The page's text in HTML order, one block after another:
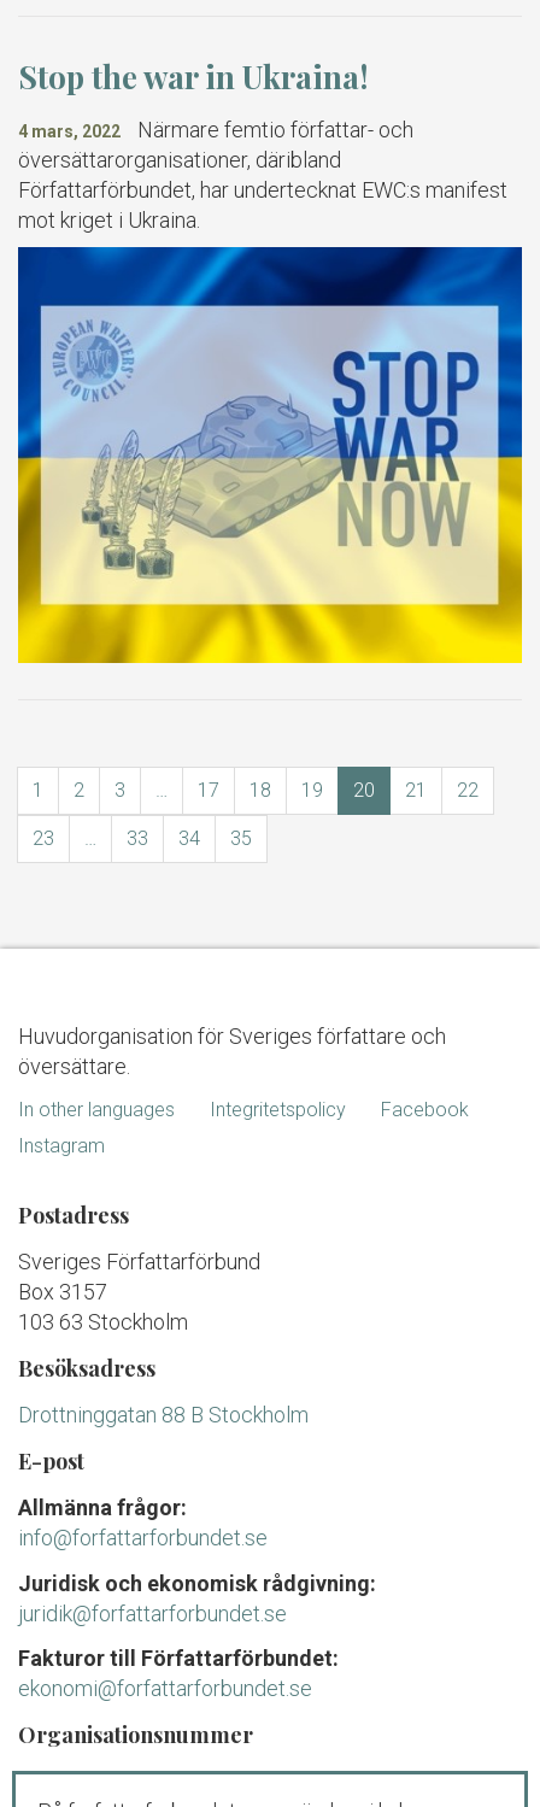
Stop the war in Ukraina!
4 mars, 2022
Närmare femtio författar- och
översättarorganisationer, däribland
Författarförbundet, har undertecknat EWC:s manifest
mot kriget i Ukraina.
1 2 3 … 17 18 19 20 21 22
23 … 33 34 35
Huvudorganisation för Sveriges författare och
översättare.
In other languages Integritetspolicy
Facebook
Instagram
Postadress
Sveriges Författarförbund
Box 3157
103 63 Stockholm
Besöksadress
Drottninggatan 88 B Stockholm
E-post
Allmänna frågor:
info@forfattarforbundet.se
Juridisk och ekonomisk rådgivning:
juridik@forfattarforbundet.se
Fakturor till Författarförbundet:
ekonomi@forfattarforbundet.se
Organisationsnummer
802004-7687